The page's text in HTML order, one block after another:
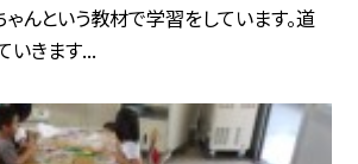
んという教材で学習をしています。道
いきます...